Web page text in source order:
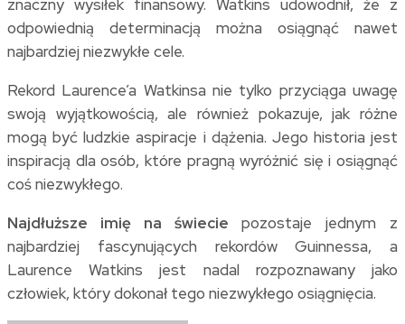
znaczny wysiłek finansowy. Watkins udowodnił, że z
odpowiednią determinacją można osiągnąć nawet
najbardziej niezwykłe cele.
Rekord Laurence’a Watkinsa nie tylko przyciąga uwagę
swoją wyjątkowością, ale również pokazuje, jak różne
mogą być ludzkie aspiracje i dążenia. Jego historia jest
inspiracją dla osób, które pragną wyróżnić się i osiągnąć
coś niezwykłego.
Najdłuższe imię na świecie pozostaje jednym z
najbardziej fascynujących rekordów Guinnessa, a
Laurence Watkins jest nadal rozpoznawany jako
człowiek, który dokonał tego niezwykłego osiągnięcia.